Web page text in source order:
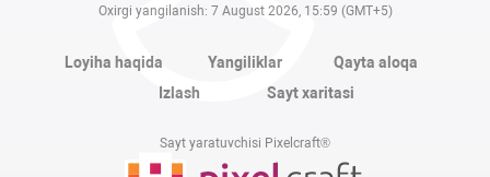
Oxirgi yangilanish: 7 August 2026, 15:59 (GMT+5)
Loyiha haqida Yangiliklar
Qayta aloqa
Izlash
Sayt xaritasi
Sayt yaratuvchisi Pixelcraft®